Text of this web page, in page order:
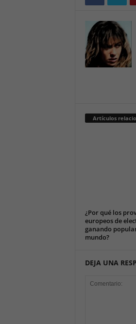
Artículos
¿Por qué los
europeos de
ganando
mundo?
DEJA UNA